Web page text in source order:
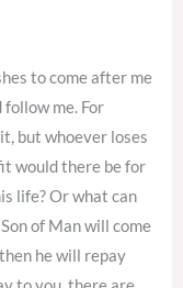
to come after me
follow me. For
but whoever loses
would there be for
life? Or what can
of Man will come
he will repay